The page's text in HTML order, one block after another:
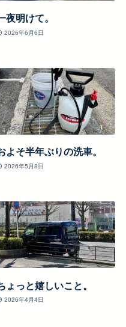
夜明けて。
2026年6月6日
よそ半年ぶりの洗車。
2026年5月8日
ょっと嬉しいこと。
2026年4月4日